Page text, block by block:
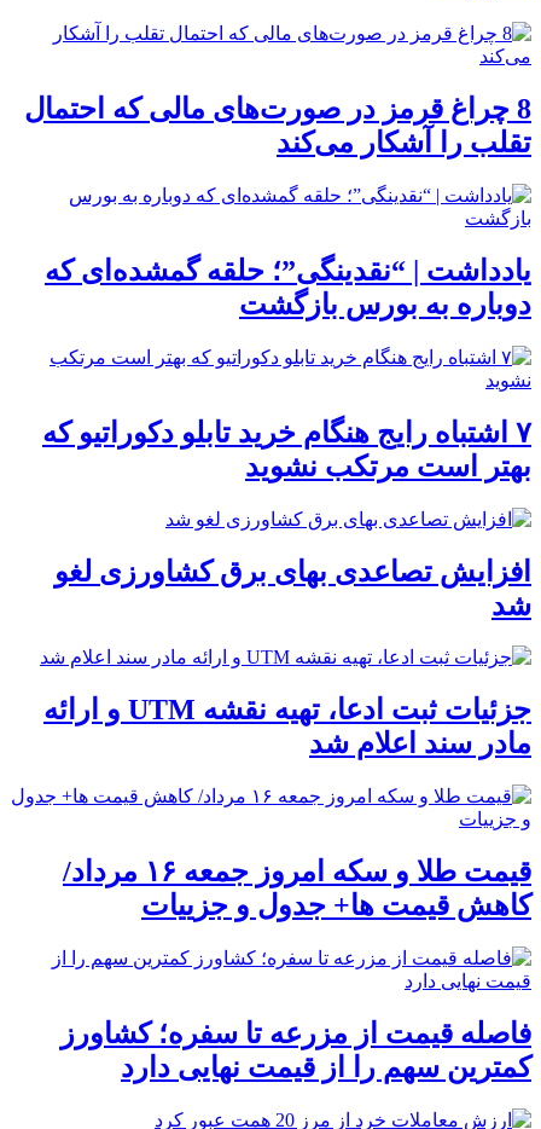
8 چراغ قرمز در صورت‌های مالی که احتمال
تقلب را آشکار می‌کند
یادداشت | “نقدینگی”؛ حلقه گمشده‌ای که
دوباره به بورس بازگشت
۷ اشتباه رایج هنگام خرید تابلو دکوراتیو که
بهتر است مرتکب نشوید
افزایش تصاعدی بهای برق کشاورزی لغو
شد
جزئیات ثبت ادعا، تهیه نقشه UTM و ارائه
مادر سند اعلام شد
قیمت طلا و سکه امروز جمعه ۱۶ مرداد/
کاهش قیمت ها+ جدول و جزییات
فاصله قیمت از مزرعه تا سفره؛ کشاورز
کمترین سهم را از قیمت نهایی دارد